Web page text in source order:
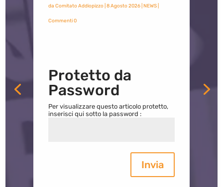
da Comitato Addiopizzo| 8 Agosto 2026| NEWS|
Commenti 0
Protetto da
Password
Per visualizzare questo articolo protetto,
inserisci qui sotto la password :
Invia